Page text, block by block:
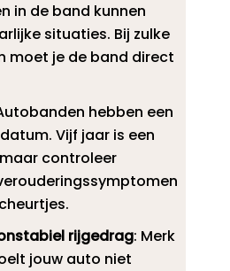
in de band kunnen
situaties.​ Bij zulke
moet je de band direct
hebben een
Vijf jaar is een
controleer
rijgedrag: Merk
jouw auto niet